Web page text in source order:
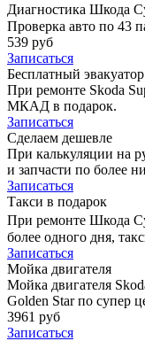
Диагностика Шкода
Проверка авто по 43
539 руб
Записаться
Бесплатный эвакуатор
При ремонте Skoda
МКАД в подарок.
Записаться
Сделаем дешевле
При калькуляции на
и запчасти по более
Записаться
Такси в подарок
При ремонте Шкода
более одного дня,
Записаться
Мойка двигателя
Мойка двигателя
Golden Star по супер
3961 руб
Записаться